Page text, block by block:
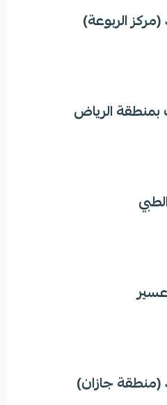
الربوعة)
الرياض
جازان)